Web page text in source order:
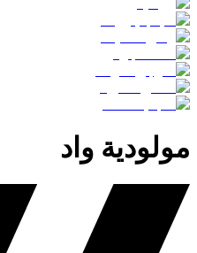
مولودية واد